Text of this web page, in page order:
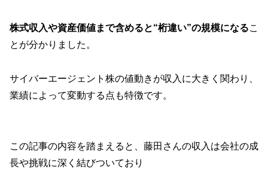
株式収入や資産価値まで含めると“桁違い”の規模になるこ
とが分かりました。
サイバーエージェント株の値動きが収入に大きく関わり、
業績によって変動する点も特徴です。
この記事の内容を踏まえると、藤田さんの収入は会社の成
長や挑戦に深く結びついており